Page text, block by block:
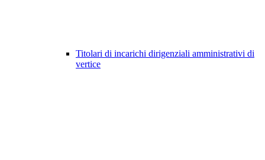
Titolari di incarichi dirigenziali amministrativi di
vertice